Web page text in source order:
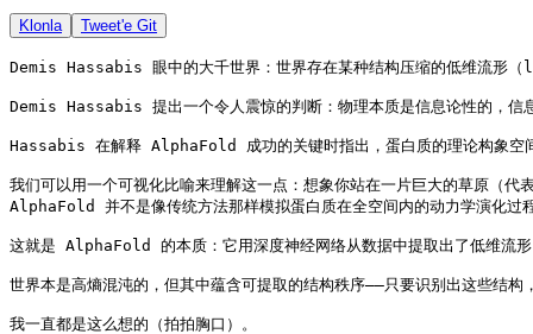
Klonla Tweet'e Git
Demis Hassabis 眼中的大千世界：世界存在某种结构压缩的低维流
Demis Hassabis 提出一个令人震惊的判断：物理本质是信息论性的，信
Hassabis 在解释 AlphaFold 成功的关键时指出，蛋白质的理论构象空间
我们可以用一个可视化比喻来理解这一点：想象你站在一片巨大的草原（
AlphaFold 并不是像传统方法那样模拟蛋白质在全空间内的动力学演化过
这就是 AlphaFold 的本质：它用深度神经网络从数据中提取出了低维流形
世界本是高熵混沌的，但其中蕴含可提取的结构秩序——只要识别出这些结
我一直都是这么想的（拍拍胸口）。